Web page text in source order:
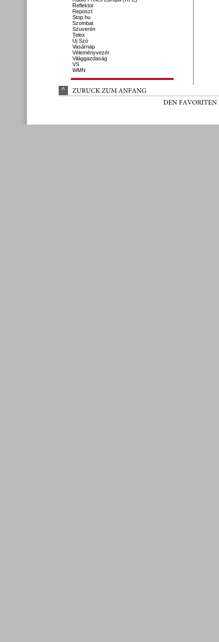
Reflektor
Reposzt
Stop.hu
Szombat
Szuverén
Telex
Új Szó
Vasárnap
Véleményvezér
Világgazdaság
VS
WMN
^ ZURÜCK ZUM ANFANG
DEN FAVORITEN